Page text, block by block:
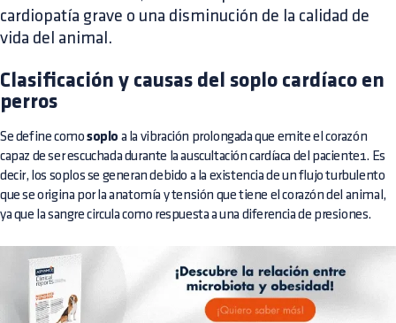
cardiopatía grave o una disminución de la calidad de
vida del animal.
Clasificación y causas del soplo cardíaco en
perros
Se define como soplo a la vibración prolongada que emite el corazón
capaz de ser escuchada durante la auscultación cardíaca del paciente1. Es
decir, los soplos se generan debido a la existencia de un flujo turbulento
que se origina por la anatomía y tensión que tiene el corazón del animal,
ya que la sangre circula como respuesta a una diferencia de presiones.